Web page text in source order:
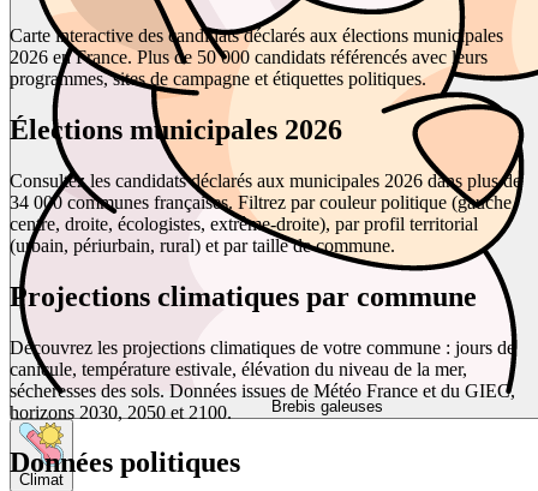
Brebis galeuses
Climat
Carte interactive des candidats déclarés aux élections municipales
2026 en France. Plus de 50 000 candidats référencés avec leurs
programmes, sites de campagne et étiquettes politiques.
Élections municipales 2026
Consultez les candidats déclarés aux municipales 2026 dans plus de
34 000 communes françaises. Filtrez par couleur politique (gauche,
centre, droite, écologistes, extrême-droite), par profil territorial
(urbain, périurbain, rural) et par taille de commune.
Projections climatiques par commune
Découvrez les projections climatiques de votre commune : jours de
canicule, température estivale, élévation du niveau de la mer,
sécheresses des sols. Données issues de Météo France et du GIEC,
horizons 2030, 2050 et 2100.
Données politiques